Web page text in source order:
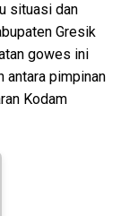
situasi dan
Gresik
gowes ini
antara pimpinan
Kodam